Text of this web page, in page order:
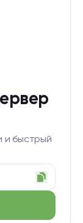
и быстрый